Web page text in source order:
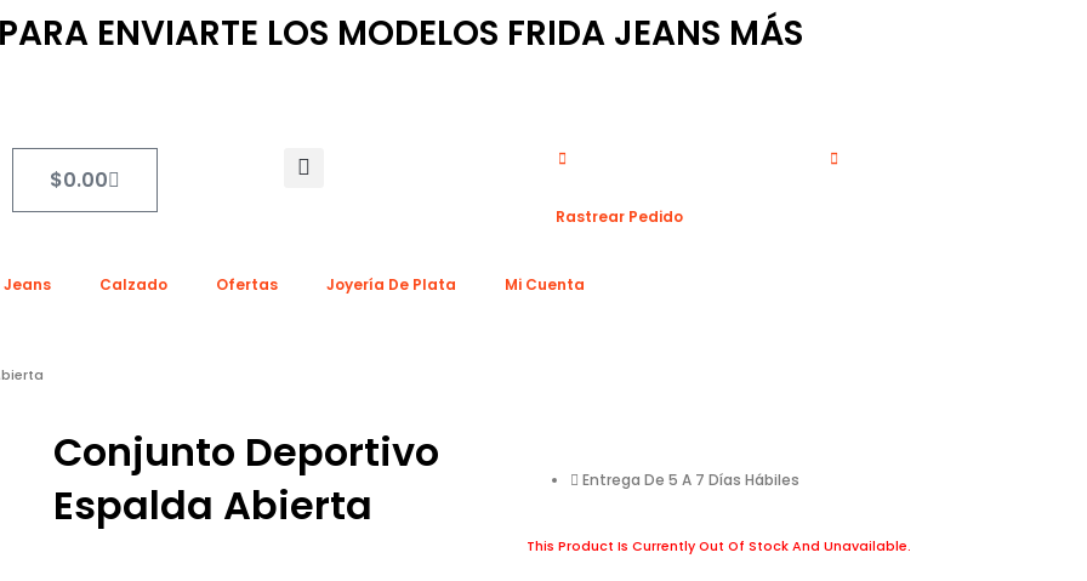
ENVIARTE LOS MODELOS FRIDA JEANS MÁS
$0.00 Search
Rastrear Pedido
Jeans Calzado Ofertas Joyería De Plata Mi Cuenta
Conjunto Deportivo
Espalda Abierta
Entrega De 5 A 7 Días Hábiles
This Product Is Currently Out Of Stock And Unavailable.